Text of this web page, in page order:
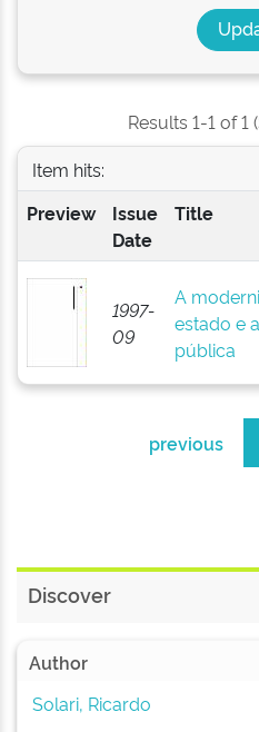
Results 1-1 of 1
Item hits:
Preview
Issue
Date
Title
1997-
09
A
estado e
pública
previous
Discover
Author
Solari, Ricardo